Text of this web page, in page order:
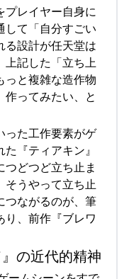
プレイヤー自身に
して「自分すごい
る設計が任天堂は
上記した「立ち上
っと複雑な造作物
作ってみたい、と
った工作要素がゲ
『ティアキン』
どつど立ち止ま
そうやって立ち止
つながるのが、筆
り、前作『ブレワ
の近代的精神